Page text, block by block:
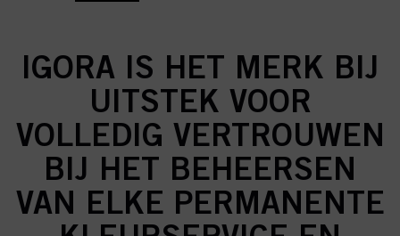
IGORA IS HET MERK BIJ
UITSTEK VOOR
VOLLEDIG VERTROUWEN
BIJ HET BEHEERSEN
VAN ELKE PERMANENTE